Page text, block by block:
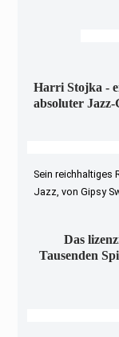
Harri Stojka -
absoluter
Sein reichhaltiges
Jazz, von Gipsy
Das
Tausenden